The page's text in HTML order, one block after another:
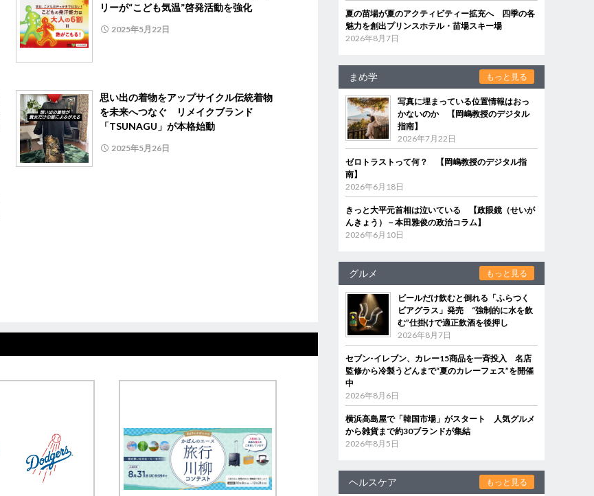
リーが“こども気温”啓発活動を強化
2025年5月22日
思い出の着物をアップサイクル伝統着物
を未来へつなぐ リメイクブランド
「TSUNAGU」が本格始動
2025年5月26日
夏の苗場が夏のアクティビティー拡充へ 四季の各
魅力を創出プリンスホテル・苗場スキー場
2026年8月7日
まめ学 もっと見る
写真に埋まっている位置情報はおっ
かないのか 【岡嶋教授のデジタル
指南】
2026年7月22日
ゼロトラストって何？ 【岡嶋教授のデジタル指
南】
2026年6月18日
きっと大平元首相は泣いている 【政眼鏡（せいが
んきょう）－本田雅俊の政治コラム】
2026年6月10日
グルメ もっと見る
ビールだけ飲むと倒れる「ふらつく
ビアグラス」発売 “強制的に水を飲
む”仕掛けで適正飲酒を後押し
2026年8月7日
セブン‐イレブン、カレー15商品を一斉投入 名店
監修から冷製うどんまで“夏のカレーフェス”を開催
中
2026年8月6日
横浜高島屋で「韓国市場」がスタート 人気グルメ
から雑貨まで約30ブランドが集結
2026年8月5日
ヘルスケア もっと見る